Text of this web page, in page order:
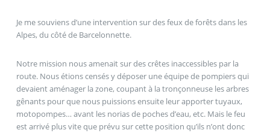
Je me souviens d’une intervention sur des feux de forêts dans les
Alpes, du côté de Barcelonnette.
Notre mission nous amenait sur des crêtes inaccessibles par la
route. Nous étions censés y déposer une équipe de pompiers qui
devaient aménager la zone, coupant à la tronçonneuse les arbres
gênants pour que nous puissions ensuite leur apporter tuyaux,
motopompes… avant les norias de poches d’eau, etc. Mais le feu
est arrivé plus vite que prévu sur cette position qu’ils n’ont donc